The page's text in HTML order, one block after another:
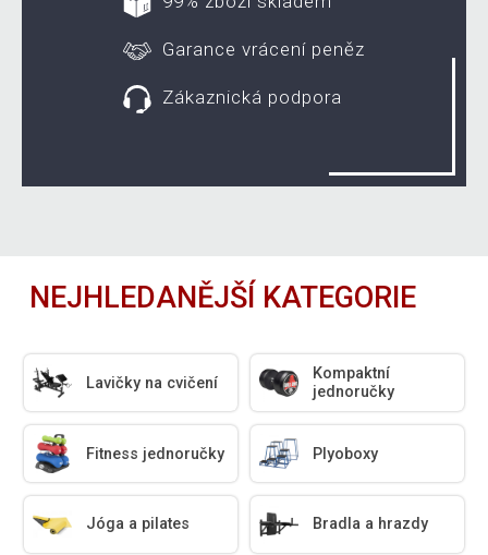
Garance vrácení peněz
Zákaznická podpora
NEJHLEDANĚJŠÍ KATEGORIE
Lavičky na cvičení
Kompaktní
jednoručky
Fitness jednoručky Plyoboxy
Jóga a pilates Bradla a hrazdy